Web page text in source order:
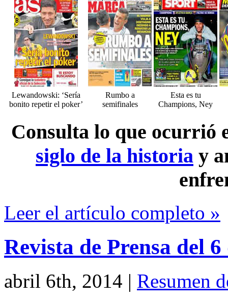
Lewandowski: ‘Sería
bonito repetir el poker’
Rumbo a
semifinales
Esta es tu
Champions, Ney
Consulta lo que ocurrió
siglo de la historia y
Leer el artículo completo »
Revista de Prensa del
abril 6th, 2014 | Resumen